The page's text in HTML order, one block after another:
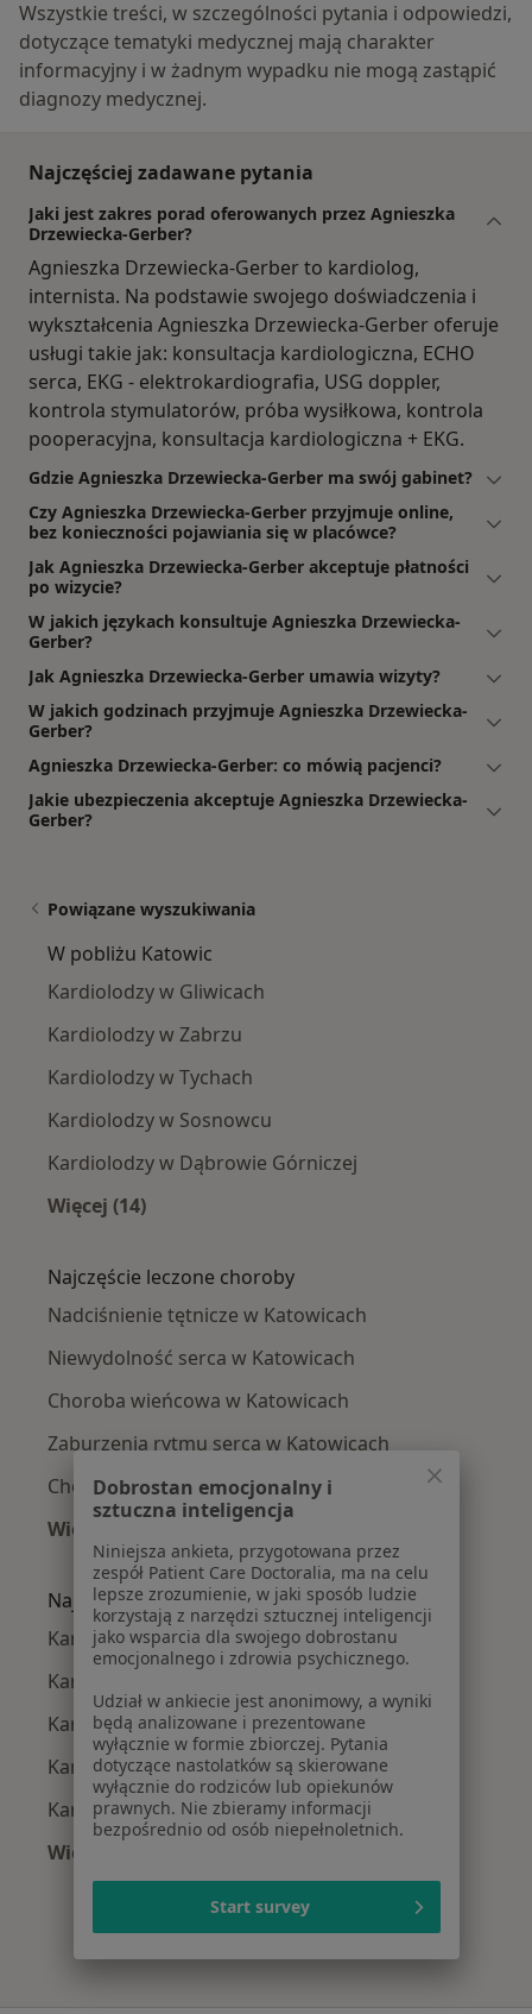
Wszystkie treści, w szczególności pytania i odpowiedzi,
dotyczące tematyki medycznej mają charakter
informacyjny i w żadnym wypadku nie mogą zastąpić
diagnozy medycznej.
Najczęściej zadawane pytania
Jaki jest zakres porad oferowanych przez Agnieszka
Drzewiecka-Gerber?
Agnieszka Drzewiecka-Gerber to kardiolog,
internista. Na podstawie swojego doświadczenia i
wykształcenia Agnieszka Drzewiecka-Gerber oferuje
usługi takie jak: konsultacja kardiologiczna, ECHO
serca, EKG - elektrokardiografia, USG doppler,
kontrola stymulatorów, próba wysiłkowa, kontrola
pooperacyjna, konsultacja kardiologiczna + EKG.
Gdzie Agnieszka Drzewiecka-Gerber ma swój gabinet?
Czy Agnieszka Drzewiecka-Gerber przyjmuje online,
bez konieczności pojawiania się w placówce?
Jak Agnieszka Drzewiecka-Gerber akceptuje płatności
po wizycie?
W jakich językach konsultuje Agnieszka Drzewiecka-
Gerber?
Jak Agnieszka Drzewiecka-Gerber umawia wizyty?
W jakich godzinach przyjmuje Agnieszka Drzewiecka-
Gerber?
Agnieszka Drzewiecka-Gerber: co mówią pacjenci?
Jakie ubezpieczenia akceptuje Agnieszka Drzewiecka-
Gerber?
Powiązane wyszukiwania
W pobliżu Katowic
Kardiolodzy w Gliwicach
Kardiolodzy w Zabrzu
Kardiolodzy w Tychach
Kardiolodzy w Sosnowcu
Kardiolodzy w Dąbrowie Górniczej
Więcej (14)
Najczęście leczone choroby
Nadciśnienie tętnicze w Katowicach
Niewydolność serca w Katowicach
Choroba wieńcowa w Katowicach
Zaburzenia rytmu serca w Katowicach
Choroby serca w Katowicach
Więcej (15)
Więcej w kategorii: Najczęście leczone
Najpopularniejsze ubezpieczenia
Kardiolodzy z Allianz w Katowicach
Kardiolodzy z POLMED w Katowicach
Kardiolodzy z Signal Iduna w Katowicach
Kardiolodzy z NFZ w Katowicach
Kardiolodzy z Medica Polska w Katowicach
Więcej (12)
Więcej w kategorii: Najpopularniejsze
Dobrostan emocjonalny i
sztuczna inteligencja
Niniejsza ankieta, przygotowana przez
zespół Patient Care Doctoralia, ma na celu
lepsze zrozumienie, w jaki sposób ludzie
korzystają z narzędzi sztucznej inteligencji
jako wsparcia dla swojego dobrostanu
emocjonalnego i zdrowia psychicznego.
Udział w ankiecie jest anonimowy, a wyniki
będą analizowane i prezentowane
wyłącznie w formie zbiorczej. Pytania
dotyczące nastolatków są skierowane
wyłącznie do rodziców lub opiekunów
prawnych. Nie zbieramy informacji
bezpośrednio od osób niepełnoletnich.
Start survey